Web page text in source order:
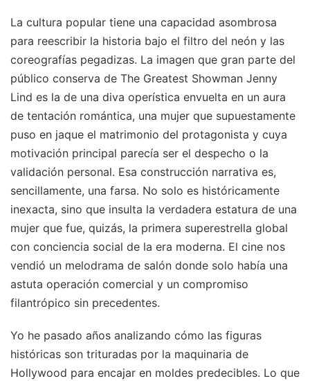
La cultura popular tiene una capacidad asombrosa
para reescribir la historia bajo el filtro del neón y las
coreografías pegadizas. La imagen que gran parte del
público conserva de The Greatest Showman Jenny
Lind es la de una diva operística envuelta en un aura
de tentación romántica, una mujer que supuestamente
puso en jaque el matrimonio del protagonista y cuya
motivación principal parecía ser el despecho o la
validación personal. Esa construcción narrativa es,
sencillamente, una farsa. No solo es históricamente
inexacta, sino que insulta la verdadera estatura de una
mujer que fue, quizás, la primera superestrella global
con conciencia social de la era moderna. El cine nos
vendió un melodrama de salón donde solo había una
astuta operación comercial y un compromiso
filantrópico sin precedentes.
Yo he pasado años analizando cómo las figuras
históricas son trituradas por la maquinaria de
Hollywood para encajar en moldes predecibles. Lo que